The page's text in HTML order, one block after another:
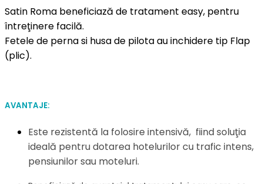
Satin Roma beneficiază de tratament easy, pentru
întreţinere facilă.
Fetele de perna si husa de pilota au inchidere tip Flap
(plic).
AVANTAJE:
Este rezistentă la folosire intensivă, fiind soluţia
ideală pentru dotarea hotelurilor cu trafic intens,
pensiunilor sau moteluri.